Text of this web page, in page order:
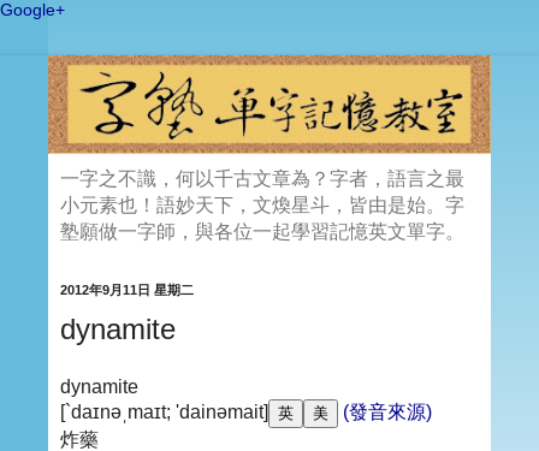
Google+
一字之不識，何以千古文章為？字者，語言之最
小元素也！語妙天下，文煥星斗，皆由是始。字
塾願做一字師，與各位一起學習記憶英文單字。
2012年9月11日 星期二
dynamite
dynamite
[`daɪnəˌmaɪt; 'dainəmait]
(發音來源)
炸藥